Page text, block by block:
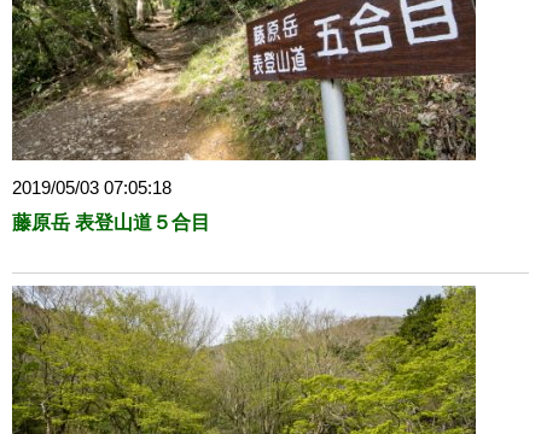
2019/05/03 07:05:18
藤原岳 表登山道５合目